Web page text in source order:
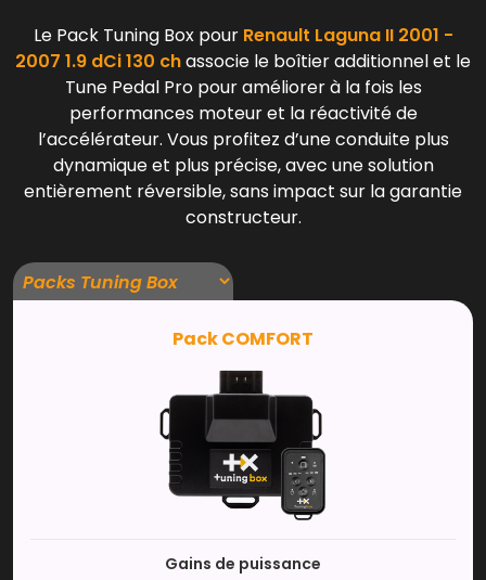
Le Pack Tuning Box pour Renault Laguna II 2001 -
2007 1.9 dCi 130 chassocie le boîtier additionnel et le
Tune Pedal Pro pour améliorer à la fois les
performances moteur et la réactivité de
l’accélérateur. Vous profitez d’une conduite plus
dynamique et plus précise, avec une solution
entièrement réversible, sans impact sur la garantie
constructeur.
Pack COMFORT
Gains de puissance